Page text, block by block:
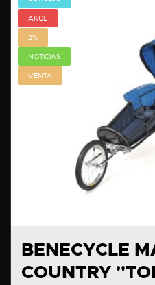
AKCE
2%
NOTICIAS
VENTA
BENECYCLE
COUNTRY